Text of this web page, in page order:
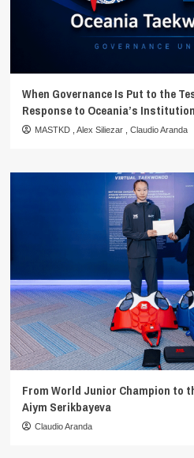
When Governance Is Put to the
Response to Oceania’s
MASTKD , Alex Siliezar , Claudio Aranda
From World Junior Champion to
Aiym Serikbayeva
Claudio Aranda